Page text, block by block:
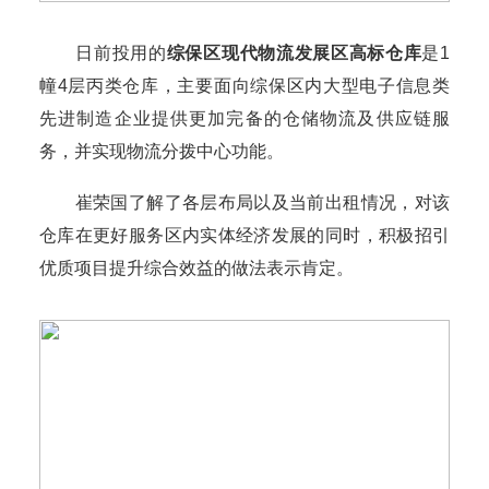
日前投用的综保区现代物流发展区高标仓库是1
幢4层丙类仓库，主要面向综保区内大型电子信息类
先进制造企业提供更加完备的仓储物流及供应链服
务，并实现物流分拨中心功能。
崔荣国了解了各层布局以及当前出租情况，对该
仓库在更好服务区内实体经济发展的同时，积极招引
优质项目提升综合效益的做法表示肯定。